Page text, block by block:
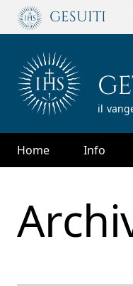
Passa
principale
GESUITI
il
Home Info